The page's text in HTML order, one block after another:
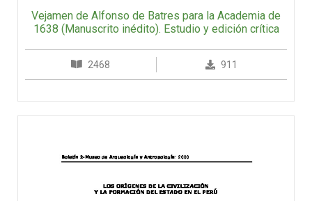
Vejamen de Alfonso de Batres para la Academia de
1638 (Manuscrito inédito). Estudio y edición crítica
2468 911